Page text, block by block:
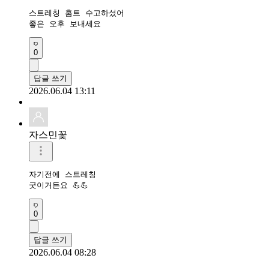
스트레칭 홈트 수고하셨어
좋은 오후 보내세요
0
답글 쓰기
2026.06.04 13:11
자스민꽃
자기전에 스트레칭
굿이거든요 💪💪
0
답글 쓰기
2026.06.04 08:28